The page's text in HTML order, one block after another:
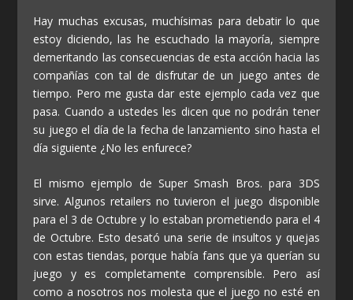
Hay muchas excusas, muchísimas para debatir lo que
estoy diciendo, las he escuchado la mayoría, siempre
demeritando las consecuencias de esta acción hacia las
compañías con tal de disfrutar de un juego antes de
tiempo. Pero me gusta dar este ejemplo cada vez que
pasa. Cuando a ustedes les dicen que no podrán tener
su juego el día de la fecha de lanzamiento sino hasta el
día siguiente ¿No les enfurece?
El mismo ejemplo de Super Smash Bros. para 3DS
sirve. Algunos retailers no tuvieron el juego disponible
para el 3 de Octubre y lo estaban prometiendo para el 4
de Octubre. Esto desató una serie de insultos y quejas
con estas tiendas, porque había fans que ya querían su
juego y es completamente comprensible. Pero así
como a nosotros nos molesta que el juego no esté en